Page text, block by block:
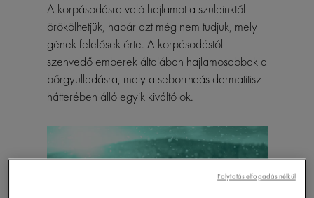
A korpásodásra való hajlamot a szüleinktől
örökölhetjük, habár azt még nem tudjuk, mely
gének felelősek érte. A korpásodástól
szenvedő emberek általában hajlamosabbak a
bőrgyulladásra, mely a seborrheás dermatitisz
hátterében álló egyik kiváltó ok.
Folytatás elfogadás nélkül